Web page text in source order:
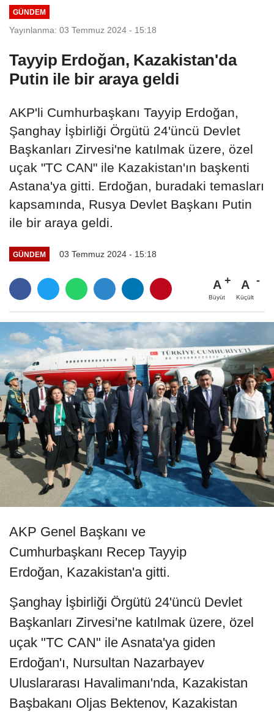
GÜNDEM
Yayınlanma: 03 Temmuz 2024 - 15:18
Tayyip Erdoğan, Kazakistan'da
Putin ile bir araya geldi
AKP'li Cumhurbaşkanı Tayyip Erdoğan,
Şanghay İşbirliği Örgütü 24'üncü Devlet
Başkanları Zirvesi'ne katılmak üzere, özel
uçak "TC CAN" ile Kazakistan'ın başkenti
Astana'ya gitti. Erdoğan, buradaki temasları
kapsamında, Rusya Devlet Başkanı Putin
ile bir araya geldi.
GÜNDEM 03 Temmuz 2024 - 15:18
A
Büyüt
A
Küçült
AKP Genel Başkanı ve
Cumhurbaşkanı Recep Tayyip
Erdoğan, Kazakistan'a gitti.
Şanghay İşbirliği Örgütü 24'üncü Devlet
Başkanları Zirvesi'ne katılmak üzere, özel
uçak "TC CAN" ile Asnata'ya giden
Erdoğan'ı, Nursultan Nazarbayev
Uluslararası Havalimanı'nda, Kazakistan
Başbakanı Oljas Bektenov, Kazakistan